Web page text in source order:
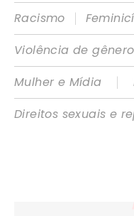
Racismo
|
Violência de
Mulher e Mídia
|
Direitos sexuais e